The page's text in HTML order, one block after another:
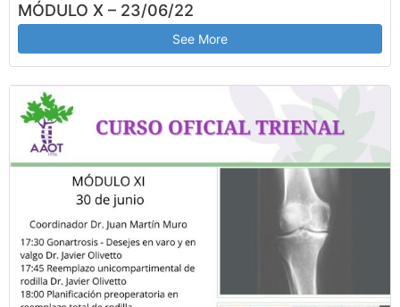
MÓDULO X – 23/06/22
See More